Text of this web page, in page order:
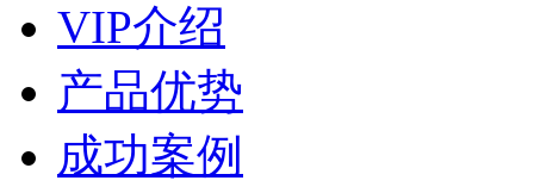
VIP介绍
产品优势
成功案例